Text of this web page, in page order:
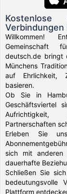
Kostenlose
Verbindungen
Willkommen!
Gemeinschaft
deutsch.de bringt
Münchens
auf Ehrlichkeit,
basieren.
Ob Sie in
Geschäftsviertel
Aufrichtigkeit,
Partnerschaften
Erleben Sie
sich mit anderen
dauerhafte
Schließen Sie
bedeutungsvolle
Plattform